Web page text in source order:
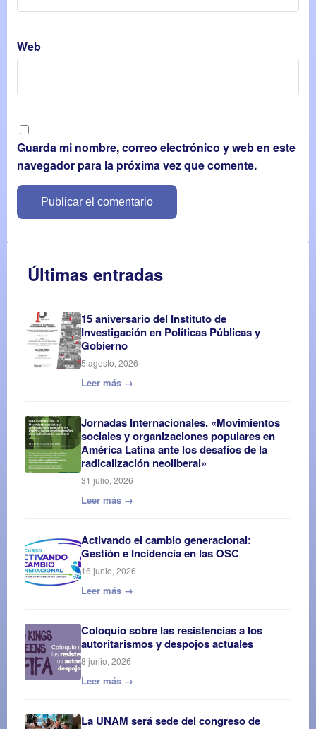
Web
Guarda mi nombre, correo electrónico y web en este
navegador para la próxima vez que comente.
Últimas entradas
15 aniversario del Instituto de
Investigación en Políticas Públicas y
Gobierno
5 agosto, 2026
Leer más →
Jornadas Internacionales. «Movimientos
sociales y organizaciones populares en
América Latina ante los desafíos de la
radicalización neoliberal»
31 julio, 2026
Leer más →
Activando el cambio generacional:
Gestión e Incidencia en las OSC
16 junio, 2026
Leer más →
Coloquio sobre las resistencias a los
autoritarismos y despojos actuales
8 junio, 2026
Leer más →
La UNAM será sede del congreso de